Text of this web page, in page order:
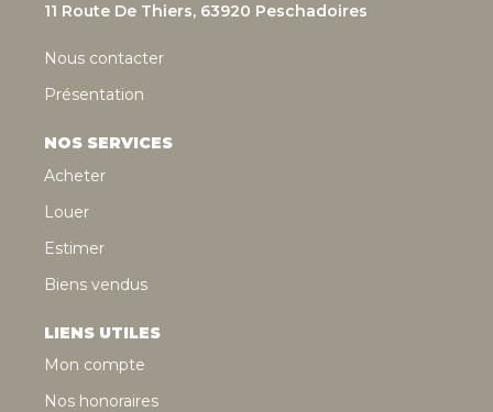
11 Route De Thiers, 63920 Peschadoires
Nous contacter
Présentation
NOS SERVICES
Acheter
Louer
Estimer
Biens vendus
LIENS UTILES
Mon compte
Nos honoraires